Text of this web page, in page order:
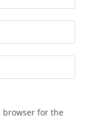
browser for the